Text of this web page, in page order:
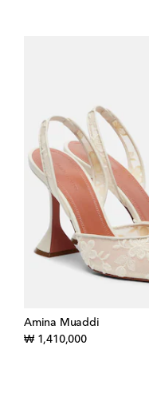
Amina Muaddi
₩ 1,410,000original price